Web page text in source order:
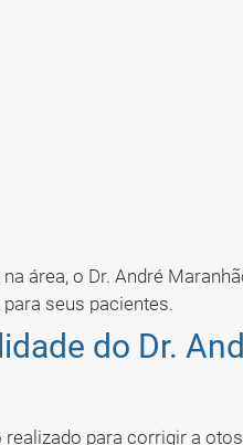
área, o Dr. André
seus pacientes.
do Dr.
para corrigir a